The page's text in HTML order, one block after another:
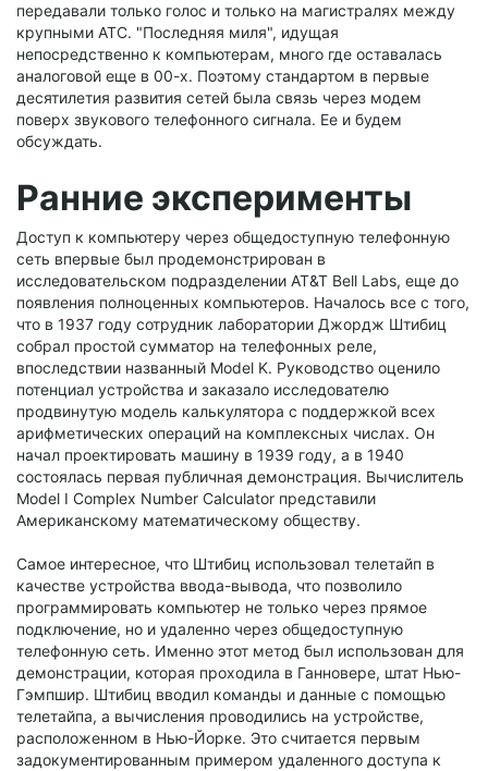
передавали только голос и только на магистралях между
крупными АТС. "Последняя миля", идущая
непосредственно к компьютерам, много где оставалась
аналоговой еще в 00-х. Поэтому стандартом в первые
десятилетия развития сетей была связь через модем
поверх звукового телефонного сигнала. Ее и будем
обсуждать.
Ранние эксперименты
Доступ к компьютеру через общедоступную телефонную
сеть впервые был продемонстрирован в
исследовательском подразделении AT&T Bell Labs, еще до
появления полноценных компьютеров. Началось все с того,
что в 1937 году сотрудник лаборатории Джордж Штибиц
собрал простой сумматор на телефонных реле,
впоследствии названный Model K. Руководство оценило
потенциал устройства и заказало исследователю
продвинутую модель калькулятора с поддержкой всех
арифметических операций на комплексных числах. Он
начал проектировать машину в 1939 году, а в 1940
состоялась первая публичная демонстрация. Вычислитель
Model I Complex Number Calculator представили
Американскому математическому обществу.
Самое интересное, что Штибиц использовал телетайп в
качестве устройства ввода-вывода, что позволило
программировать компьютер не только через прямое
подключение, но и удаленно через общедоступную
телефонную сеть. Именно этот метод был использован для
демонстрации, которая проходила в Ганновере, штат Нью-
Гэмпшир. Штибиц вводил команды и данные с помощью
телетайпа, а вычисления проводились на устройстве,
расположенном в Нью-Йорке. Это считается первым
задокументированным примером удаленного доступа к